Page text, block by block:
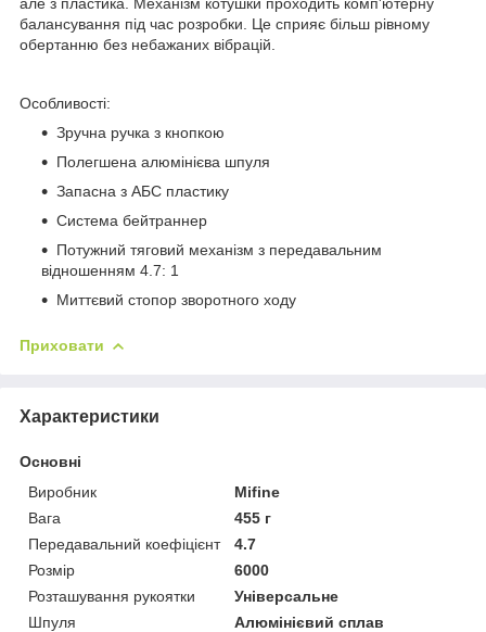
балансування під час розробки. Це сприяє більш рівному
обертанню без небажаних вібрацій.
Особливості:
Зручна ручка з кнопкою
Полегшена алюмінієва шпуля
Запасна з АБС пластику
Система бейтраннер
Потужний тяговий механізм з передавальним
відношенням 4.7: 1
Миттєвий стопор зворотного ходу
Приховати
Характеристики
Основні
Виробник
Mifine
Вага
455 г
Передавальний коефіцієнт
4.7
Розмір
6000
Розташування рукоятки
Універсальне
Шпуля
Алюмінієвий сплав